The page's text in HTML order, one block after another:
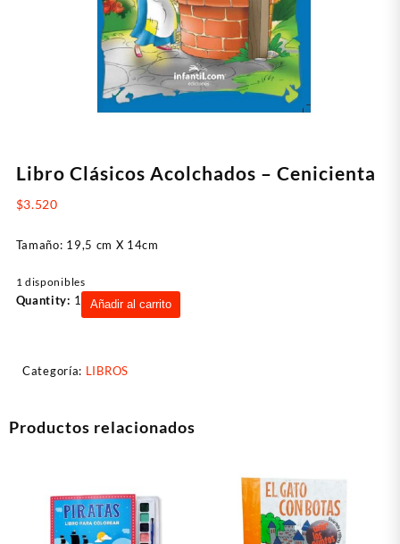
Libro Clásicos Acolchados – Cenicienta
$3.520
Tamaño: 19,5 cm X 14cm
1 disponibles
Libro
Cenicienta
Quantity: 1 Añadir al carrito
Categoría: LIBROS
Productos relacionados